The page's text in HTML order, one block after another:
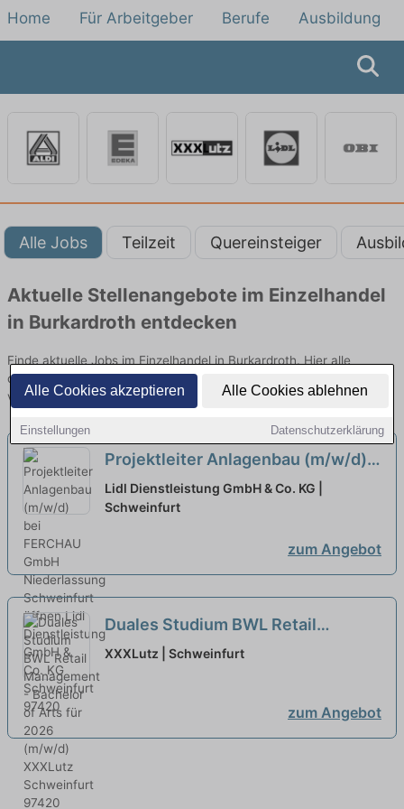
Alle Cookies akzeptieren Alle Cookies ablehnen
Einstellungen Datenschutzerklärung
Home Für Arbeitgeber Berufe Ausbildung
Alle Jobs Teilzeit Quereinsteiger
Aktuelle Stellenangebote im Einzelhandel
in Burkardroth entdecken
Finde aktuelle Jobs im Einzelhandel in Burkardroth. Hier alle
offenen Stellenangebote im Verkauf, Vertrieb und Handel
vergleichen.
Projektleiter Anlagenbau (m/w/d)
bei FERCHAU GmbH Niederlassung
Schweinfurt öffnen
Lidl Dienstleistung GmbH & Co. KG |
Schweinfurt
zum Angebot
Duales Studium BWL Retail
Management - Bachelor of Arts für
XXXLutz | Schweinfurt
zum Angebot